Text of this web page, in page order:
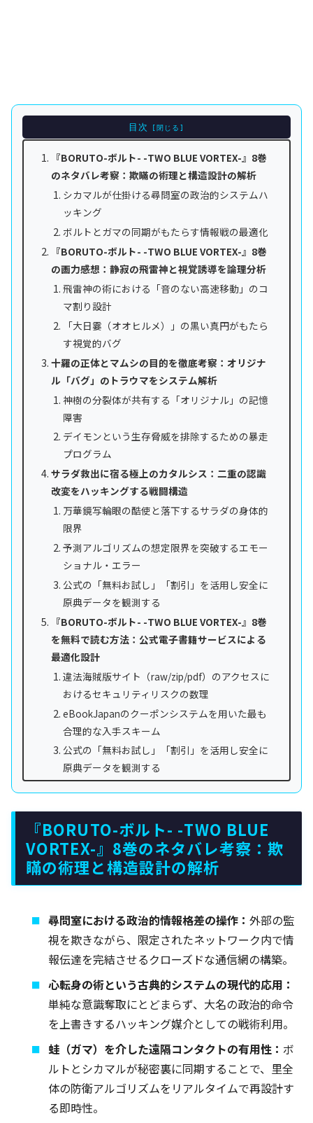
目次
『BORUTO-ボルト- -TWO BLUE VORTEX-』8巻
のネタバレ考察：欺瞞の術理と構造設計の解析
シカマルが仕掛ける尋問室の政治的システムハ
ッキング
ボルトとガマの同期がもたらす情報戦の最適化
『BORUTO-ボルト- -TWO BLUE VORTEX-』8巻
の画力感想：静寂の飛雷神と視覚誘導を論理分析
飛雷神の術における「音のない高速移動」のコ
マ割り設計
「大日霎（オオヒルメ）」の黒い真円がもたら
す視覚的バグ
十羅の正体とマムシの目的を徹底考察：オリジナ
ル「バグ」のトラウマをシステム解析
神樹の分裂体が共有する「オリジナル」の記憶
障害
デイモンという生存脅威を排除するための暴走
プログラム
サラダ救出に宿る極上のカタルシス：二重の認識
改変をハッキングする戦闘構造
万華鏡写輪眼の酷使と落下するサラダの身体的
限界
予測アルゴリズムの想定限界を突破するエモー
ショナル・エラー
公式の「無料お試し」「割引」を活用し安全に
原典データを観測する
『BORUTO-ボルト- -TWO BLUE VORTEX-』8巻
を無料で読む方法：公式電子書籍サービスによる
最適化設計
違法海賊版サイト（raw/zip/pdf）のアクセスに
おけるセキュリティリスクの数理
eBookJapanのクーポンシステムを用いた最も
合理的な入手スキーム
公式の「無料お試し」「割引」を活用し安全に
原典データを観測する
『BORUTO-ボルト- -TWO BLUE
VORTEX-』8巻のネタバレ考察：欺
瞞の術理と構造設計の解析
尋問室における政治的情報格差の操作：外部の監
視を欺きながら、限定されたネットワーク内で情
報伝達を完結させるクローズドな通信網の構築。
心転身の術という古典的システムの現代的応用：
単純な意識奪取にとどまらず、大名の政治的命令
を上書きするハッキング媒介としての戦術利用。
蛙（ガマ）を介した遠隔コンタクトの有用性： ボ
ルトとシカマルが秘密裏に同期することで、里全
体の防衛アルゴリズムをリアルタイムで再設計す
る即時性。